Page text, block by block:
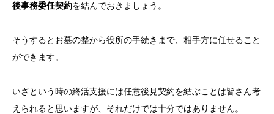
後事務委任契約を結んでおきましょう。
そうするとお墓の整から役所の手続きまで、相手方に任せること
ができます。
いざという時の終活支援には任意後見契約を結ぶことは皆さん考
えられると思いますが、それだけでは十分ではありません。